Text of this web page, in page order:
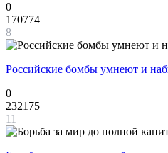
0
170774
8
Российские бомбы умнеют и
0
232175
11